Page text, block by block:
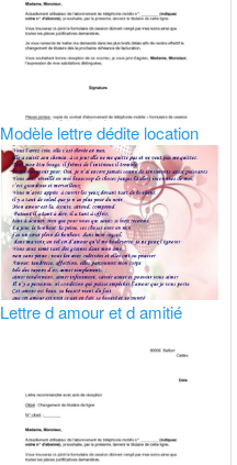
Modèle lettre dédite location
Lettre d amour et d amitié